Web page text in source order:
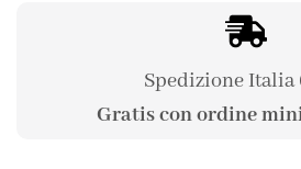
Spedizione Italia
Gratis con ordine